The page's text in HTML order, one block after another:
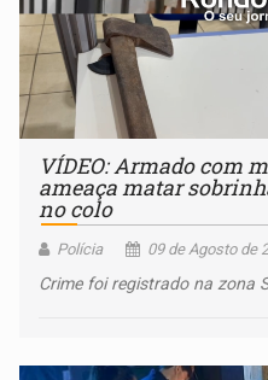
VÍDEO: Armado com
ameaça matar
no colo
Polícia 09 de Agosto de
Crime foi registrado na zona